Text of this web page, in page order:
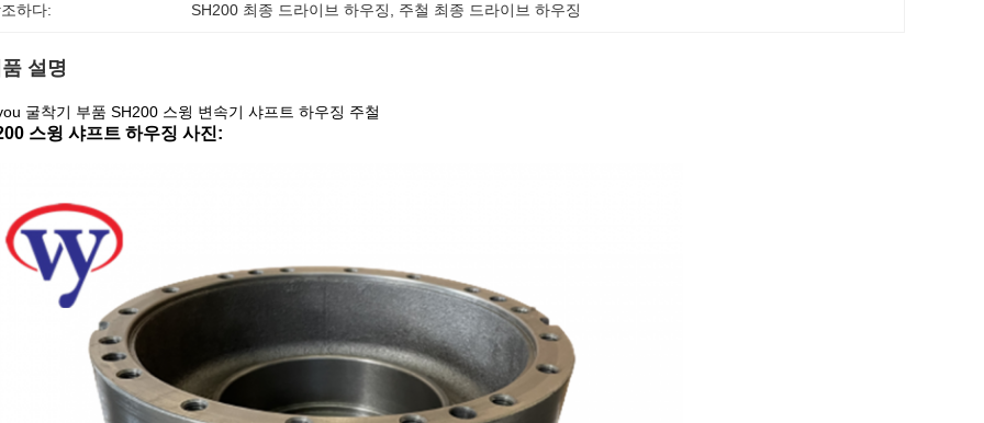
하다: SH200 최종 드라이브 하우징 주철 최종 드라이브 하우징
설명
굴착기 부품 SH200 스윙 변속기 샤프트 하우징 주철
스윙 샤프트 하우징 사진: